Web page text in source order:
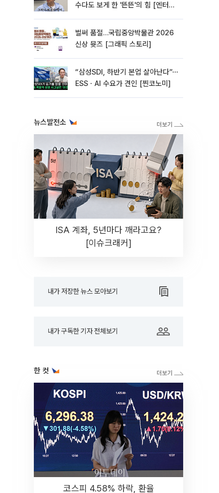
수다도 보게 한 '뜬뜬'의 힘 [엔터로
벌써 품절…국립중앙박물관 2026
신상 뮷즈 [그래픽 스토리]
“삼성SDI, 하반기 본업 살아난다”⋯
ESSㆍAI 수요가 견인 [찐코노미]
뉴스발전소
ISA 계좌, 5년마다 깨라고요?
[이슈크래커]
내가 저장한 뉴스 모아보기
내가 구독한 기자 전체보기
한 컷
코스피 4.58% 하락, 환율